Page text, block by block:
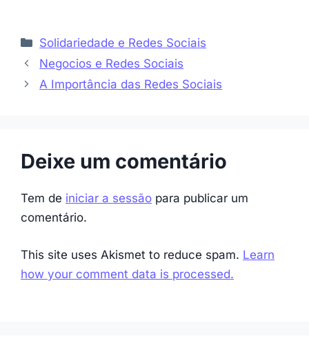
Categorias
Solidariedade e Redes Sociais
Negocios e Redes Sociais
A Importância das Redes Sociais
Deixe um comentário
Tem de iniciar a sessão para publicar um
comentário.
This site uses Akismet to reduce spam. Learn
how your comment data is processed.